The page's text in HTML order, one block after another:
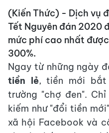
(Kiến Thức) - Dịch vụ
Tết Nguyên đán 2020
mức phí cao nhất
300%.
Ngay từ những ngày
tiền lẻ, tiền mới bắt
trường "chợ đen".
kiếm như "đổi tiền
xã hội Facebook và